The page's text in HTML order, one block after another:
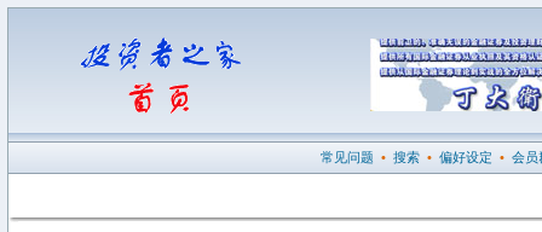
常见问题 • 搜索 • 偏好设定 • 会员